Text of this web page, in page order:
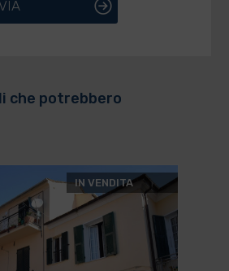
che potrebbero
IN VENDITA